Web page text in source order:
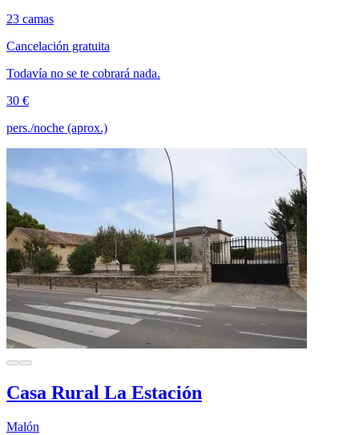
23 camas
Cancelación gratuita
Todavía no se te cobrará nada.
30 €
pers./noche (aprox.)
Casa Rural La Estación
Malón